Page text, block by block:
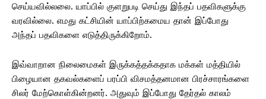
செய்யவில்லலை. யாப்பில் குளறுபடி செய்து இந்தப் பதவிகளுக்கு
வரவில்லை. எமது கட்சியின் யாப்பிற்கமைய தான் இப்போது
அந்தப் பதவிகளை எடுத்திருக்கிறோம்.
இவ்வாறான நிலைமைகள் இருக்கத்தக்கதாக மக்கள் மத்தியில்
பிழையான தகவல்களைப் பரப்பி விசமத்தனமான பிரச்சாரங்களை
சிலர் மேற்கொள்கின்றனர். அதுவும் இப்போது தேர்தல் காலம்